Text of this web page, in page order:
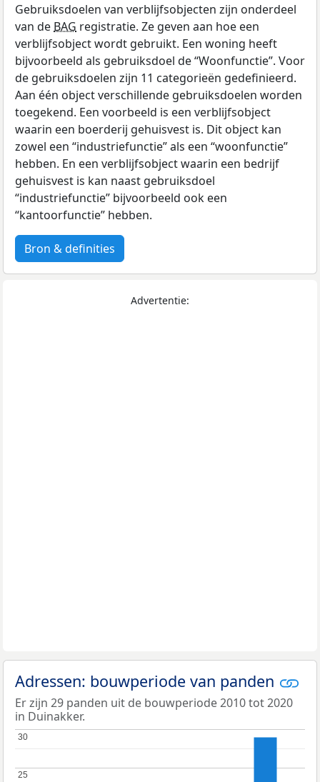
Gebruiksdoelen van verblijfsobjecten zijn onderdeel
van de BAG registratie. Ze geven aan hoe een
verblijfsobject wordt gebruikt. Een woning heeft
bijvoorbeeld als gebruiksdoel de “Woonfunctie”. Voor
de gebruiksdoelen zijn 11 categorieën gedefinieerd.
Aan één object verschillende gebruiksdoelen worden
toegekend. Een voorbeeld is een verblijfsobject
waarin een boerderij gehuisvest is. Dit object kan
zowel een “industriefunctie” als een “woonfunctie”
hebben. En een verblijfsobject waarin een bedrijf
gehuisvest is kan naast gebruiksdoel
“industriefunctie” bijvoorbeeld ook een
“kantoorfunctie” hebben.
Bron & definities
Advertentie:
Adressen: bouwperiode van panden
Er zijn 29 panden uit de bouwperiode 2010 tot 2020
in Duinakker.
25
25
30
30